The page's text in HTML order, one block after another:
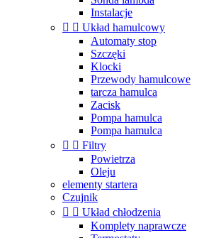
Instalacje
  Układ hamulcowy
Automaty stop
Szczęki
Klocki
Przewody hamulcowe
tarcza hamulca
Zacisk
Pompa hamulca
Pompa hamulca
  Filtry
Powietrza
Oleju
elementy startera
Czujnik
  Układ chłodzenia
Komplety naprawcze